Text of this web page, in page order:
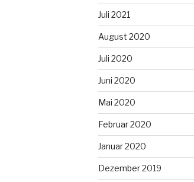
Juli 2021
August 2020
Juli 2020
Juni 2020
Mai 2020
Februar 2020
Januar 2020
Dezember 2019